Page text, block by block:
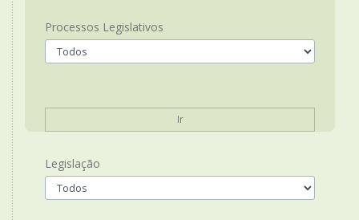
Processos Legislativos
Ir
Legislação